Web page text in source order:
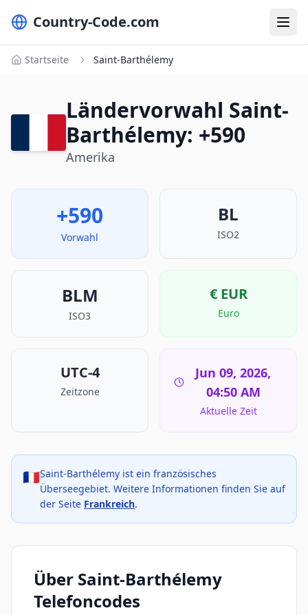
Country-Code.com
Startseite Saint-Barthélemy
Ländervorwahl Saint-
Barthélemy: +590
Amerika
+590
Vorwahl
BL
ISO2
BLM
ISO3
€ EUR
Euro
UTC-4
Zeitzone
Jun 09, 2026,
04:50 AM
Aktuelle Zeit
🇫🇷Saint-Barthélemy ist ein französisches
Überseegebiet. Weitere Informationen finden Sie auf
der Seite Frankreich.
Über Saint-Barthélemy
Telefoncodes